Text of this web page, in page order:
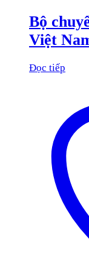
Bộ
Việt
Đọc tiếp